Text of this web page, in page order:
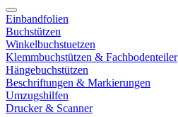
Einbandfolien
Buchstützen
Winkelbuchstuetzen
Klemmbuchstützen & Fachbodenteiler
Hängebuchstützen
Beschriftungen & Markierungen
Umzugshilfen
Drucker & Scanner